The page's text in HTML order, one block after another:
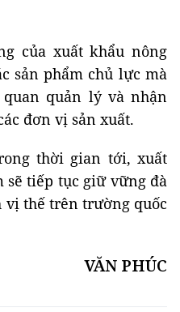
của xuất khẩu nông
sản phẩm chủ lực mà
quản lý và nhận
đơn vị sản xuất.
thời gian tới, xuất
sẽ tiếp tục giữ vững đà
thế trên trường quốc
VĂN PHÚC